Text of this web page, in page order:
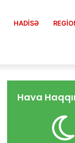
HADISƏ
Hava